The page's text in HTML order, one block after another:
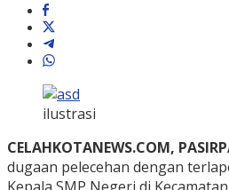
ilustrasi
CELAHKOTANEWS.COM,
dugaan pelecehan dengan